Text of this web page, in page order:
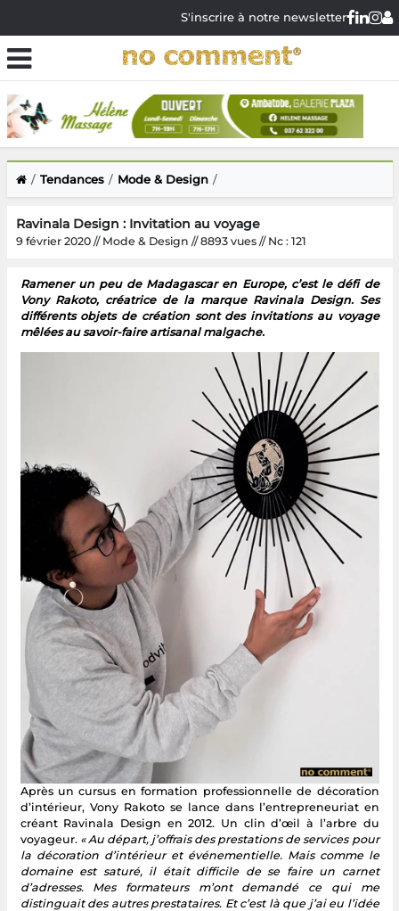
S'inscrire à notre newsletter
Tendances Mode & Design
Ravinala Design : Invitation au voyage
9 février 2020 // Mode & Design // 8893 vues // Nc : 121
Ramener un peu de Madagascar en Europe, c’est le défi de
Vony Rakoto, créatrice de la marque Ravinala Design. Ses
différents objets de création sont des invitations au voyage
mêlées au savoir-faire artisanal malgache.
Après un cursus en formation professionnelle de décoration
d’intérieur, Vony Rakoto se lance dans l’entrepreneuriat en
créant Ravinala Design en 2012. Un clin d’œil à l’arbre du
voyageur. « Au départ, j’offrais des prestations de services pour
la décoration d’intérieur et événementielle. Mais comme le
domaine est saturé, il était difficile de se faire un carnet
d’adresses. Mes formateurs m’ont demandé ce qui me
distinguait des autres prestataires. Et c’est là que j’ai eu l’idée